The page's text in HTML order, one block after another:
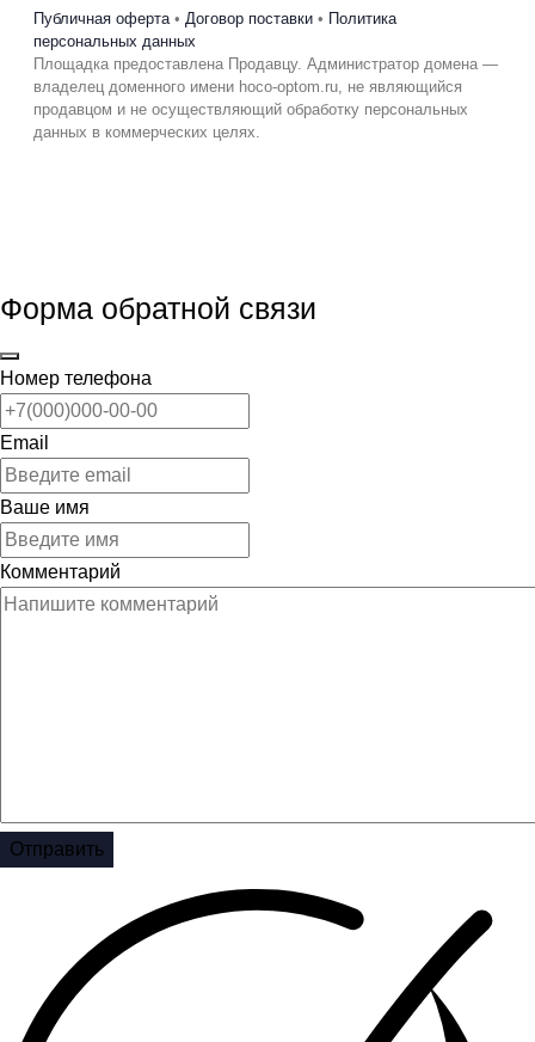
Публичная оферта• Договор поставки • Политика
персональных данных
Площадка предоставлена Продавцу. Администратор домена —
владелец доменного имени hoco-optom.ru, не являющийся
продавцом и не осуществляющий обработку персональных
данных в коммерческих целях.
Форма обратной связи
Номер телефона
Email
Ваше имя
Комментарий
Отправить